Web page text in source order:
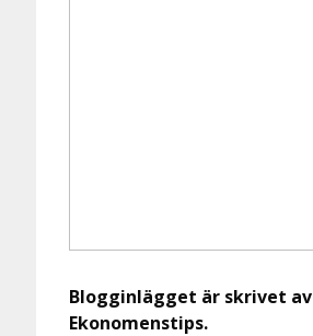
Blogginlägget är skrivet av
Ekonomenstips.